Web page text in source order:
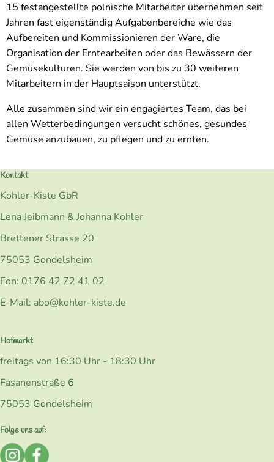
15 festangestellte polnische Mitarbeiter übernehmen seit
Jahren fast eigenständig Aufgabenbereiche wie das
Aufbereiten und Kommissionieren der Ware, die
Organisation der Erntearbeiten oder das Bewässern der
Gemüsekulturen. Sie werden von bis zu 30 weiteren
Mitarbeitern in der Hauptsaison unterstützt.
Alle zusammen sind wir ein engagiertes Team, das bei
allen Wetterbedingungen versucht schönes, gesundes
Gemüse anzubauen, zu pflegen und zu ernten.
Kontakt
Kohler-Kiste GbR
Lena Jeibmann & Johanna Kohler
Brettener Strasse 20
75053 Gondelsheim
Fon: 0176 42 72 41 02
E-Mail: abo@kohler-kiste.de
Hofmarkt
freitags von 16:30 Uhr - 18:30 Uhr
Fasanenstraße 6
75053 Gondelsheim
Folge uns auf:
Externer Link zu https://www.instagram.com/
Externer Link zu https://www.facebook.com/